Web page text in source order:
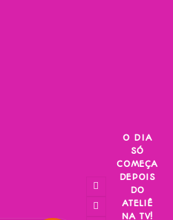
O DIA
SÓ
COMEÇA
DEPOIS
DO
ATELIÊ
NA TV!